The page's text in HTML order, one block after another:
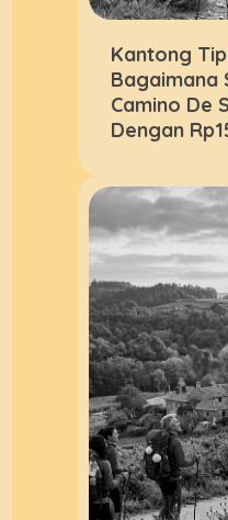
Kantong
Bagaimana
Camino De
Dengan